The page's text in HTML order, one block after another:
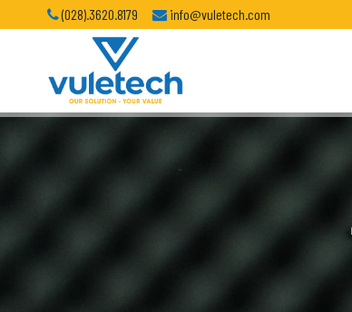
(028).3620.8179 info@vuletech.com